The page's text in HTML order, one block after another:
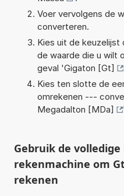
Voer vervolgens de
converteren.
Kies uit de
de waarde die u wilt
geval 'Gigaton [Gt]
Kies ten slotte de
omrekenen ---
Megadalton [MDa]
Gebruik de
rekenmachine om
rekenen